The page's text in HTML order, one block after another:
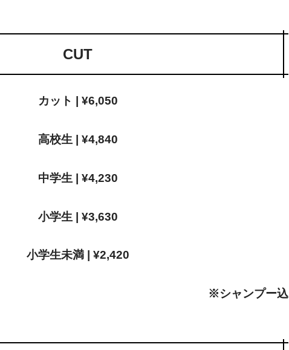
CUT
カット | ¥6,050
高校生 | ¥4,840
中学生 | ¥4,230
小学生 | ¥3,630
小学生未満 | ¥2,420
※シャンプー込